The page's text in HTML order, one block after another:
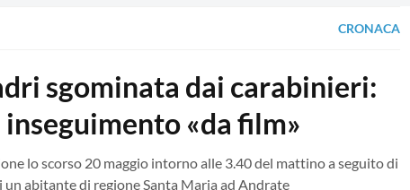
CRONACA
sgominata dai carabinieri:
«da film»
lo scorso 20 maggio intorno alle 3.40 del mattino a seguito di
un abitante di regione Santa Maria ad Andrate